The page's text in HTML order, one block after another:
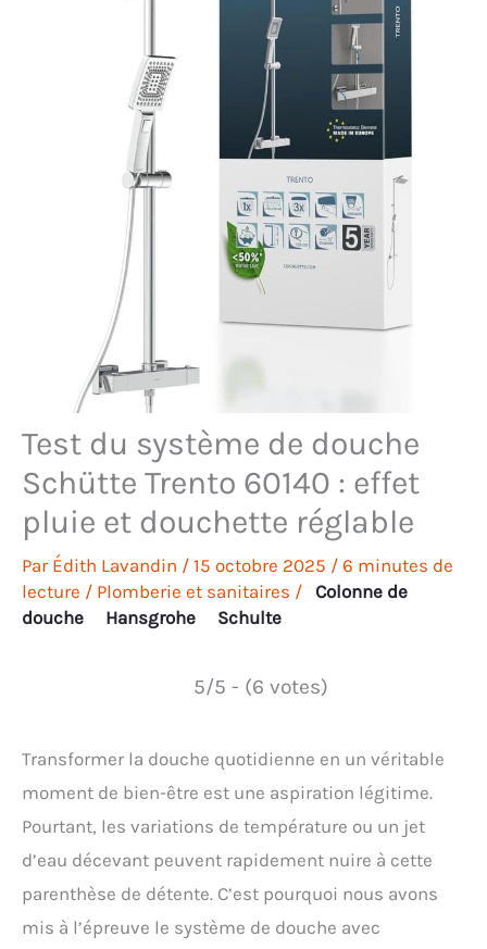
Test du système de douche
Schütte Trento 60140 : effet
pluie et douchette réglable
Par Édith Lavandin / 15 octobre 2025 / 6 minutes de
lecture / Plomberie et sanitaires / Colonne de
douche
Hansgrohe Schulte
5/5 - (6 votes)
Transformer la douche quotidienne en un véritable
moment de bien-être est une aspiration légitime.
Pourtant, les variations de température ou un jet
d’eau décevant peuvent rapidement nuire à cette
parenthèse de détente. C’est pourquoi nous avons
mis à l’épreuve le système de douche avec